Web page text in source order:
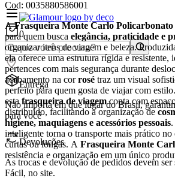
0
Cod: 0035880586001
AFrasqueira Monte Carlo Policarbonato
para quem busca elegância, praticidade e
organizar itens de viagem e beleza.
ela oferece uma estrutura rígida e resistente,
pertences com mais segurança durante
acabamento na corrosé traz um visual
perfeito para quem gosta de viajar com
estafrasqueira de viagemconta com
distribuído, facilitando a organização de
higiene, maquiagens e acessórios pessoais
inteligente torna o transporte mais prático no
curtas ou longas. A Frasqueira Monte
resistência e organização em um único
Entrega
Não importa em que lugar do Brasil,
para você
Devoluções
As trocas e devolução de pedidos devem
Fácil, no site.